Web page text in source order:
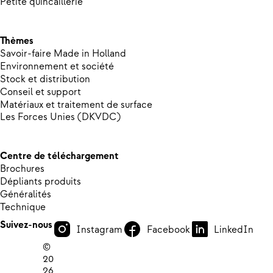
Thèmes
Savoir-faire Made in Holland
Environnement et société
Stock et distribution
Conseil et support
Matériaux et traitement de surface
Les Forces Unies (DKVDC)
Centre de téléchargement
Brochures
Dépliants produits
Généralités
Technique
Suivez-nous
Instagram Facebook
LinkedIn
©
20